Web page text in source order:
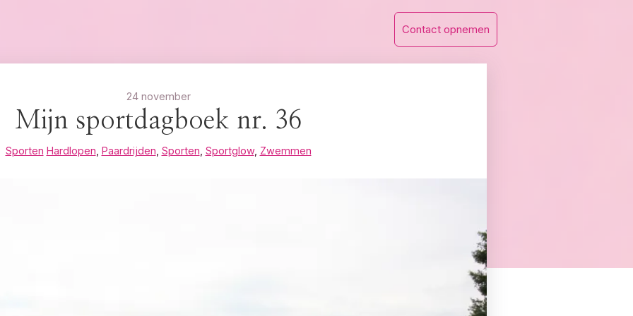
Contact opnemen
24 november
Mijn sportdagboek nr. 36
Sporten Hardlopen Paardrijden Sporten Sportglow, Zwemmen